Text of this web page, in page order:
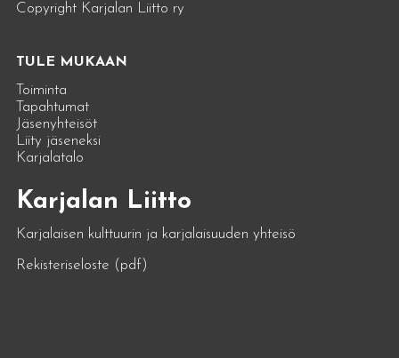
Copyright Karjalan Liitto ry
TULE MUKAAN
Toiminta
Tapahtumat
Jäsenyhteisöt
Liity jäseneksi
Karjalatalo
Karjalan Liitto
Karjalaisen kulttuurin ja karjalaisuuden yhteisö
Rekisteriseloste (pdf)